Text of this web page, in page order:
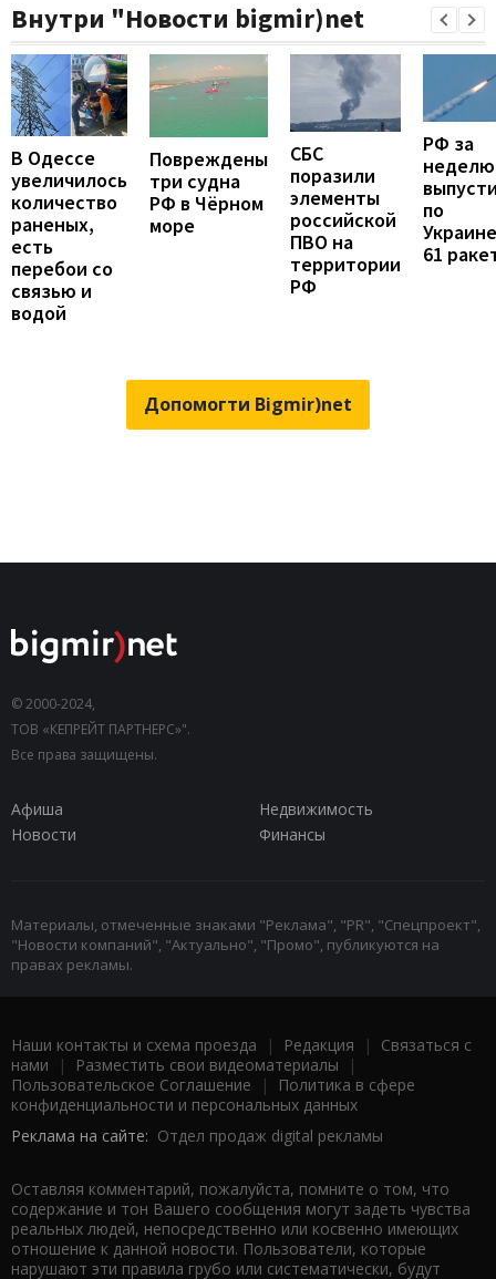
Внутри "Новости bigmir)net
В Одессе
увеличилось
количество
раненых,
есть
перебои со
связью и
водой
Повреждены
три судна
РФ в Чёрном
море
СБС
поразили
элементы
российской
ПВО на
территории
РФ
РФ за
неделю
по
Украине
61
Допомогти Bigmir)net
© 2000-2024,
ТОВ «КЕПРЕЙТ ПАРТНЕРС»".
Все права защищены.
Афиша
Недвижимость
Новости
Финансы
Материалы, отмеченные знаками "Реклама", "PR", "Спецпроект",
"Новости компаний", "Актуально", "Промо", публикуются на
правах рекламы.
Наши контакты и схема проезда | Редакция | Связаться с
нами | Разместить свои видеоматериалы |
Пользовательское Соглашение |
Политика в сфере
конфиденциальности и персональных данных
Реклама на сайте: Отдел продаж digital рекламы
Оставляя комментарий, пожалуйста, помните о том, что
содержание и тон Вашего сообщения могут задеть чувства
реальных людей, непосредственно или косвенно имеющих
отношение к данной новости. Пользователи, которые
нарушают эти правила грубо или систематически, будут